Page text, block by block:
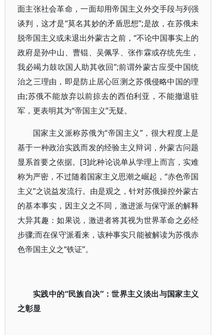
面主张社会革命，一面却用帝国主义外交手段与列强
谈判，这才是“莫名其妙的矛盾思想”;是故，在苏俄未
脱帝国主义或未退出外蒙古之前，“不论中国事实上的
政府是孙中山、曹锟、吴佩孚、张作霖或存统先生，
我必竭力鼓吹国人助其收回”;前谓外蒙古应受中国统
治之三理由，即是防止居心叵测之苏俄侵略中国的理
由;苏俄不能放弃以前掠去的西伯利亚，不能撤退驻
军，更表明其为“帝国主义”无疑。
国家主义派称苏俄为“帝国主义”，很大程度上是
基于一种政治实践而发的经验主义辩词，外蒙古问题
显系首要之依据。[3]此种论说单从学理上而言，实难
称为严密，不过随着国家主义思潮之崛起，“赤色帝国
主义”之说益发流行。由是观之，针对苏俄操控外蒙古
的基本事实，因主义之不同，激进派与保守派的解释
大异其趣：如果说，激进者将其视为世界革命之必经
步骤;而在保守派看来，该种事实只能被解读为苏俄赤
色帝国主义之“铁证”。
实践中的“民族自决”：世界主义淡出与国家主义
之彰显